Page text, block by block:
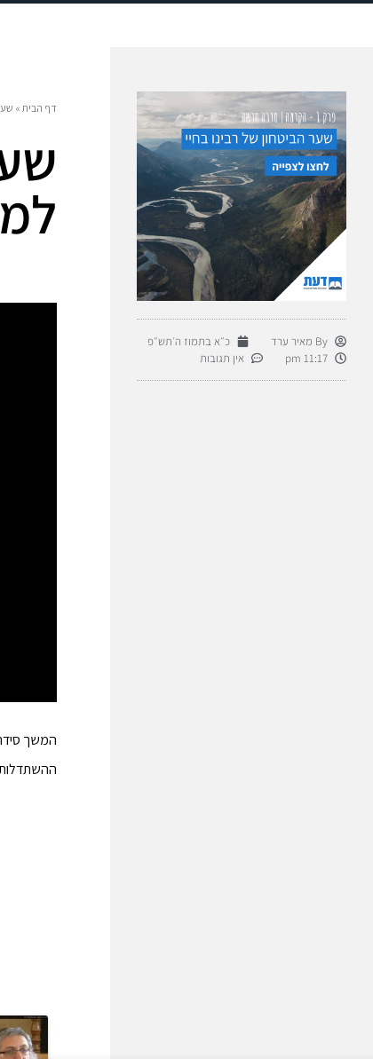
By מאיר ערד
כ״א בתמוז ה׳תש״פ
11:17 pm
אין תגובות
דף הבית » שער